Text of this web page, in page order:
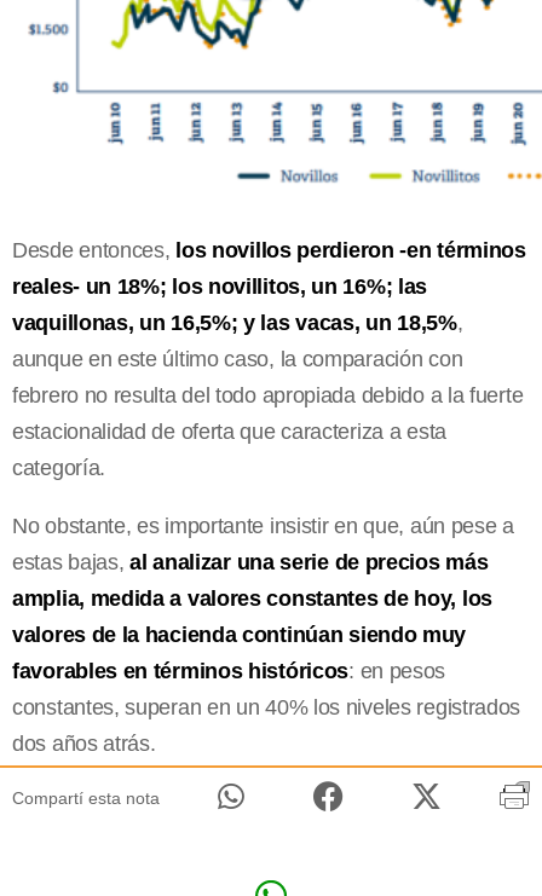
Desde entonces, los novillos perdieron -en términos
reales- un 18%; los novillitos, un 16%; las
vaquillonas, un 16,5%; y las vacas, un 18,5%,
aunque en este último caso, la comparación con
febrero no resulta del todo apropiada debido a la fuerte
estacionalidad de oferta que caracteriza a esta
categoría.
No obstante, es importante insistir en que, aún pese a
estas bajas, al analizar una serie de precios más
amplia, medida a valores constantes de hoy, los
valores de la hacienda continúan siendo muy
favorables en términos históricos: en pesos
constantes, superan en un 40% los niveles registrados
dos años atrás.
Compartí esta nota